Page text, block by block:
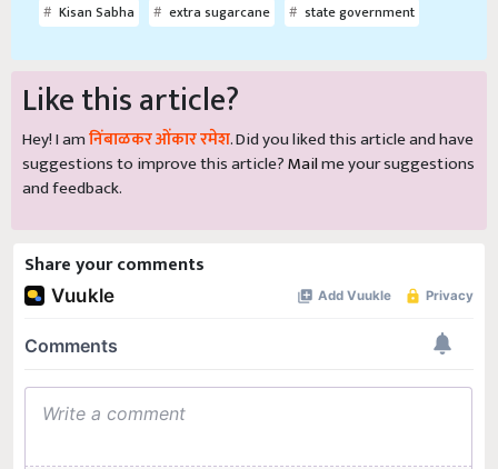
Kisan Sabha
extra sugarcane state government
Like this article?
Hey! I amनिंबाळकर ओंकार रमेश. Did you liked this article and have
suggestions to improve this article?Mailme your suggestions
and feedback.
Share your comments